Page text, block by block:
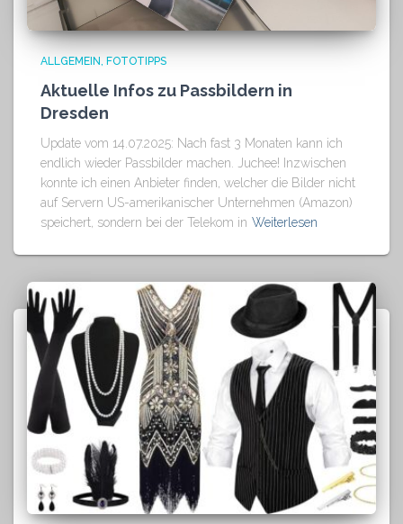
ALLGEMEIN FOTOTIPPS
Aktuelle Infos zu Passbildern in
Dresden
Update vom 14.07.2025: Nach fast 3 Monaten kann ich
endlich wieder Passbilder machen. Juchee! Inzwischen
konnte ich einen Anbieter finden, welcher die Bilder nicht
auf Servern US-amerikanischer Unternehmen (Amazon)
speichert, sondern bei der Telekom in Weiterlesen